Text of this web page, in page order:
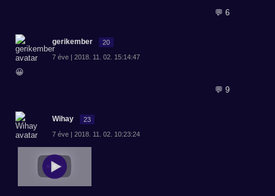
💬 6
gerikember 20
7 éve | 2018. 11. 02. 15:14:47
😀
💬 9
Wihay 23
7 éve | 2018. 11. 02. 10:23:24